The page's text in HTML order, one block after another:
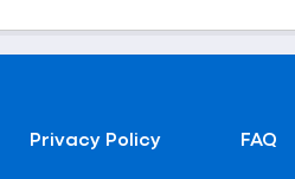
Privacy Policy FAQ